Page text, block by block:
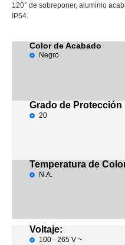
120° de sobreponer, aluminio
IP54.
Color de Acabado
Negro
Grado de Protección
20
Temperatura de
N.A.
Voltaje:
100 - 265 V ~